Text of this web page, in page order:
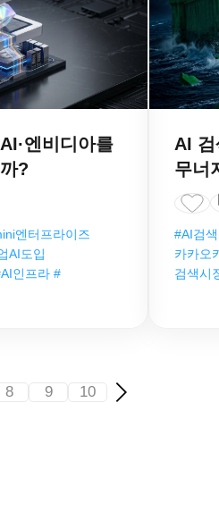
엔비디아를
?
엔터프라이즈
AI도입
인프라 #
AI
무너
#AI검
카카오
검색시
8 9 10